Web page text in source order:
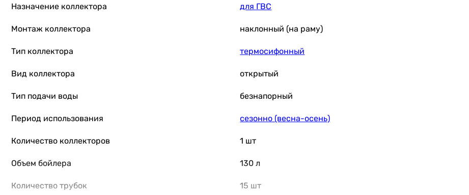
Назначение коллектора для ГВС
Монтаж коллектора наклонный (на раму)
Тип коллектора термосифонный
Вид коллектора открытый
Тип подачи воды безнапорный
Период использования сезонно (весна-осень)
Количество коллекторов 1 шт
Объем бойлера 130 л
Количество трубок 15 шт